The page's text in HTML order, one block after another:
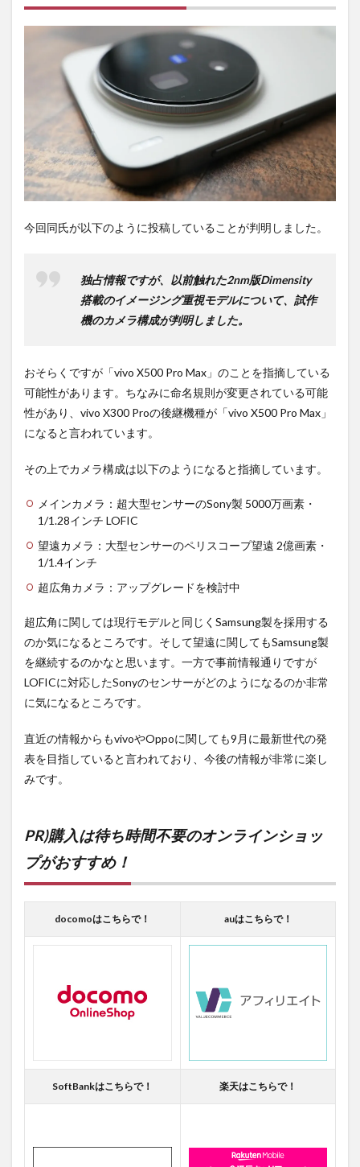
及。
ライ
ンシ
ョッ
プが
す
め！
今回同氏が以下のように投稿していることが判明しました。
独占情報ですが、以前触れた2nm版Dimensity
搭載のイメージング重視モデルについて、試作
機のカメラ構成が判明しました。
おそらくですが「vivo X500 Pro Max」のことを指摘している
可能性があります。ちなみに命名規則が変更されている可能
性があり、vivo X300 Proの後継機種が「vivo X500 Pro Max」
になると言われています。
その上でカメラ構成は以下のようになると指摘しています。
メインカメラ：超大型センサーのSony製 5000万画素・
1/1.28インチ LOFIC
望遠カメラ：大型センサーのペリスコープ望遠 2億画素・
1/1.4インチ
超広角カメラ：アップグレードを検討中
超広角に関しては現行モデルと同じくSamsung製を採用する
のか気になるところです。そして望遠に関してもSamsung製
を継続するのかなと思います。一方で事前情報通りですが
LOFICに対応したSonyのセンサーがどのようになるのか非常
に気になるところです。
直近の情報からもvivoやOppoに関しても9月に最新世代の発
表を目指していると言われており、今後の情報が非常に楽し
みです。
PR)購入は待ち時間不要のオンラインショッ
プがおすすめ！
docomoはこちらで！ auはこちらで！
SoftBankはこちらで！ 楽天はこちらで！